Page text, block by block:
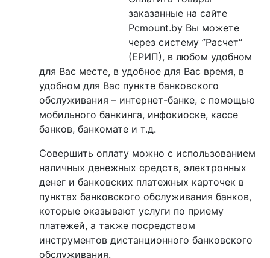
заказанные на сайте
Pcmount.by Вы можете
через систему ”Расчет“
(ЕРИП), в любом удобном
для Вас месте, в удобное для Вас время, в
удобном для Вас пункте банковского
обслуживания – интернет-банке, с помощью
мобильного банкинга, инфокиоске, кассе
банков, банкомате и т.д.
Совершить оплату можно с использованием
наличных денежных средств, электронных
денег и банковских платежных карточек в
пунктах банковского обслуживания банков,
которые оказывают услуги по приему
платежей, а также посредством
инструментов дистанционного банковского
обслуживания.